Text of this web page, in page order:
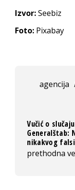
Izvor:Seebiz
Foto: Pixabay
agencija
Vučić o slučaju
Generalštab:
nikakvog
prethodna